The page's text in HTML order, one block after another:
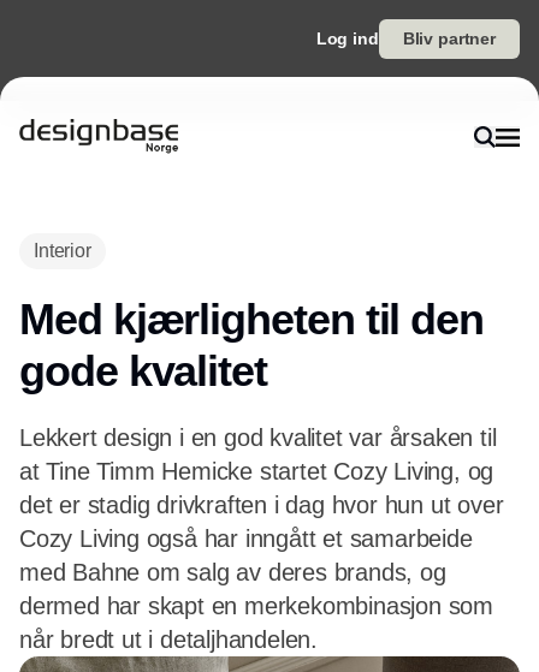
Log ind Bliv partner
Interior
Med kjærligheten til den
gode kvalitet
Lekkert design i en god kvalitet var årsaken til
at Tine Timm Hemicke startet Cozy Living, og
det er stadig drivkraften i dag hvor hun ut over
Cozy Living også har inngått et samarbeide
med Bahne om salg av deres brands, og
dermed har skapt en merkekombinasjon som
når bredt ut i detaljhandelen.